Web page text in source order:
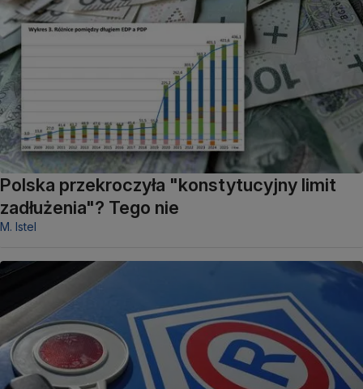
Polska przekroczyła "konstytucyjny limit
zadłużenia"? Tego nie
M. Istel